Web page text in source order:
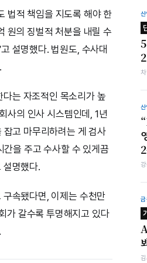
법적 책임을 지도록 해야 한
원의 징벌적 처분을 내릴 수
설명했다. 법원도, 수사대
는 자조적인 목소리가 높
사의 인사 시스템인데, 1년
고 마무리하려는 게 검사
을 주고 수사할 수 있게끔
설명했다.
속됐다면, 이제는 수천만
가 갈수록 투명해지고 있다
산
산